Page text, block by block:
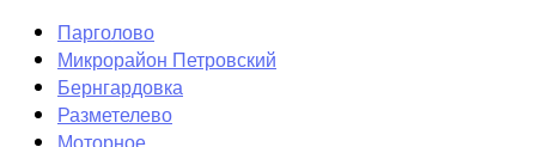
Парголово
Микрорайон Петровский
Бернгардовка
Разметелево
Моторное